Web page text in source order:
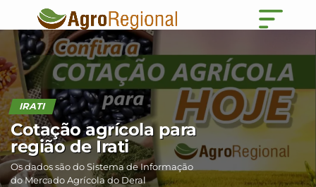
IRATI
Cotação agrícola para
região de Irati
Os dados são do Sistema de Informação
do Mercado Agrícola do Deral